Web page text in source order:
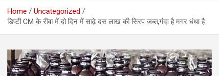
Home
Uncategorized
डिप्टी CM के रीवा में दो दिन में साढ़े दस लाख की सिरप जब्त,गंदा है मगर धंधा है